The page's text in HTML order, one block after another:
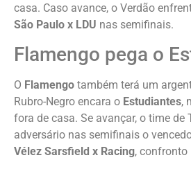
casa. Caso avance, o Verdão
São Paulo x LDU nas semifinais.
Flamengo pega o
O Flamengo também terá um
Rubro-Negro encara o Estudiantes,
fora de casa. Se avançar, o time de
adversário nas semifinais o
Vélez Sarsfield x Racing, confronto